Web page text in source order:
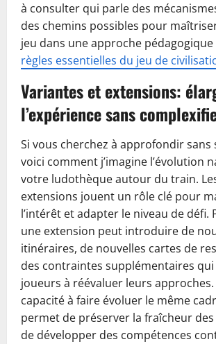
à consulter qui parle des
des chemins possibles pour
jeu dans une approche pédagogique
règles essentielles du jeu de
Variantes et extensions:
l’expérience sans
Si vous cherchez à approfondir sans
voici comment j’imagine l’évolution
votre ludothèque autour du train.
extensions jouent un rôle clé pour
l’intérêt et adapter le niveau de défi.
une extension peut introduire de
itinéraires, de nouvelles cartes de
des contraintes supplémentaires
joueurs à réévaluer leurs
capacité à faire évoluer le même
permet de préserver la fraîcheur
de développer des compétences